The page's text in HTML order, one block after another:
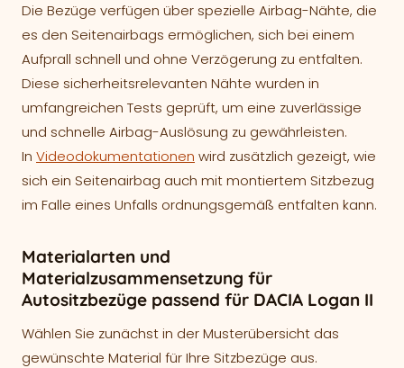
Die Bezüge verfügen über spezielle Airbag-Nähte, die
es den Seitenairbags ermöglichen, sich bei einem
Aufprall schnell und ohne Verzögerung zu entfalten.
Diese sicherheitsrelevanten Nähte wurden in
umfangreichen Tests geprüft, um eine zuverlässige
und schnelle Airbag-Auslösung zu gewährleisten.
In Videodokumentationen wird zusätzlich gezeigt, wie
sich ein Seitenairbag auch mit montiertem Sitzbezug
im Falle eines Unfalls ordnungsgemäß entfalten kann.
Materialarten und
Materialzusammensetzung für
Autositzbezüge passend für DACIA Logan II
Wählen Sie zunächst in der Musterübersicht das
gewünschte Material für Ihre Sitzbezüge aus.